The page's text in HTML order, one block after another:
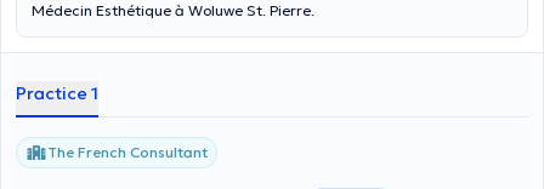
Médecin Esthétique à Woluwe St. Pierre.
Practice 1
The French Consultant